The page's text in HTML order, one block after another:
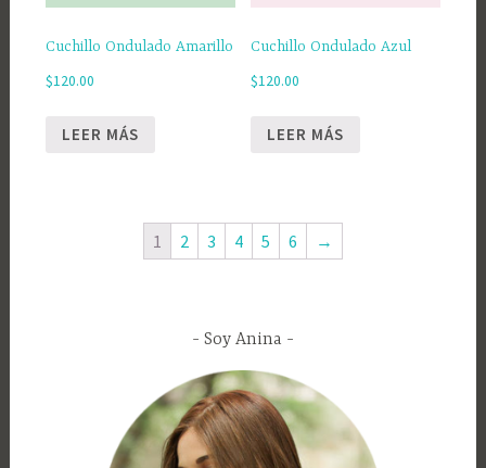
Cuchillo Ondulado Amarillo
$120.00
LEER MÁS
Cuchillo Ondulado Azul
$120.00
LEER MÁS
1 2 3 4 5 6 →
Soy Anina